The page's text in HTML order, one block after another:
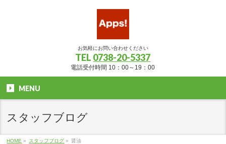
お気軽にお問い合わせください
TEL 0738-20-5337
電話受付時間 10：00～19：00
MENU
スタッフブログ
HOME » スタッフブログ » 醤油